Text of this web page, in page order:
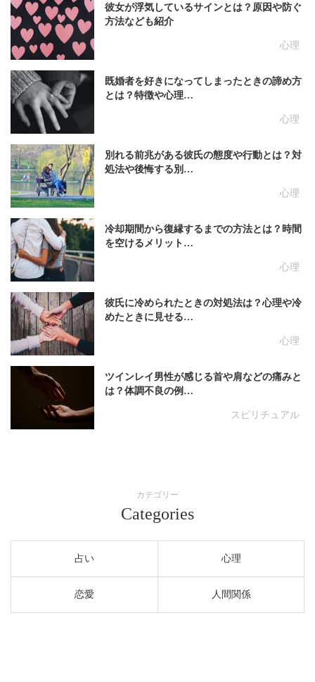
心理
彼女が浮気しているサインとは？原因や防ぐ
方法なども紹介
心理
既婚者を好きになってしまったときの諦め方
とは？特徴や心理…
心理
別れる前兆がある彼氏の態度や行動とは？対
処法や後悔する別…
心理
冷却期間から復縁するまでの方法とは？時間
を空けるメリット…
心理
彼氏に冷められたときの対処法は？心理や冷
めたときに見せる…
スピリチュアル
ツインレイ男性が感じる首や肩などの痛みと
は？体調不良の例…
カテゴリー
Categories
占い 心理
恋愛 人間関係